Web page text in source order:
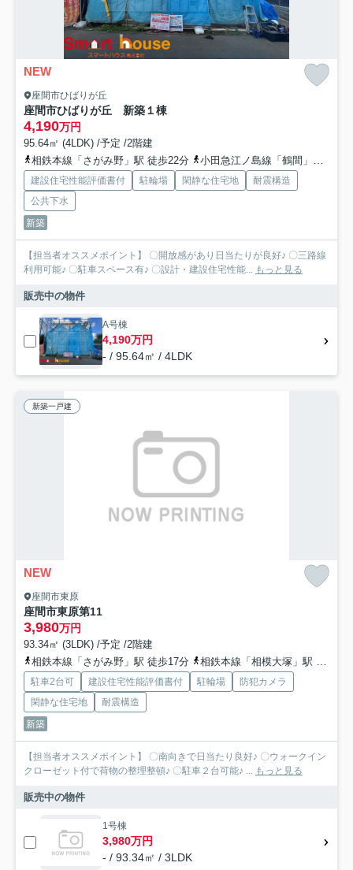
NEW
座間市ひばりが丘
座間市ひばりが丘 新築１棟
4,190万円
95.64㎡ (4LDK) /予定 /2階建
相鉄本線「さがみ野」駅 徒歩22分
小田急江ノ島線「鶴間」駅 バス17分 相鉄バス「ひばりが丘四丁目」 停歩6分
建設住宅性能評価書付 駐輪場 閑静な住宅地
耐震構造
公共下水
新築
【担当者オススメポイント】 〇開放感があり日当たりが良好♪ 〇三路線
利用可能♪ 〇駐車スペース有♪ 〇設計・建設住宅性能... もっと見る
販売中の物件
A号棟
4,190万円
- / 95.64㎡ / 4LDK
新築一戸建
NEW
座間市東原
座間市東原第11
3,980万円
93.34㎡ (3LDK) /予定 /2階建
相鉄本線「さがみ野」駅 徒歩17分
相鉄本線「相模大塚」駅 徒歩26分
駐車2台可 建設住宅性能評価書付 駐輪場
防犯カメラ
閑静な住宅地
耐震構造
新築
【担当者オススメポイント】 〇南向きで日当たり良好♪ 〇ウォークイン
クローゼット付で荷物の整理整頓♪ 〇駐車２台可能♪ ... もっと見る
販売中の物件
1号棟
3,980万円
- / 93.34㎡ / 3LDK